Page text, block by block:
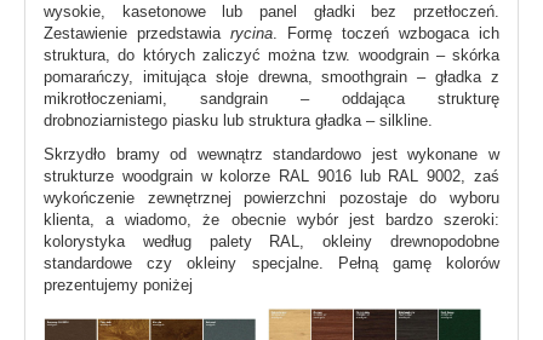
wysokie, kasetonowe lub panel gładki bez przetłoczeń.
Zestawienie przedstawia rycina . Formę toczeń wzbogaca ich
struktura, do których zaliczyć można tzw. woodgrain – skórka
pomarańczy, imitująca słoje drewna, smoothgrain – gładka z
mikrotłoczeniami, sandgrain – oddająca strukturę
drobnoziarnistego piasku lub struktura gładka – silkline.
Skrzydło bramy od wewnątrz standardowo jest wykonane w
strukturze woodgrain w kolorze RAL 9016 lub RAL 9002, zaś
wykończenie zewnętrznej powierzchni pozostaje do wyboru
klienta, a wiadomo, że obecnie wybór jest bardzo szeroki:
kolorystyka według palety RAL, okleiny drewnopodobne
standardowe czy okleiny specjalne. Pełną gamę kolorów
prezentujemy poniżej